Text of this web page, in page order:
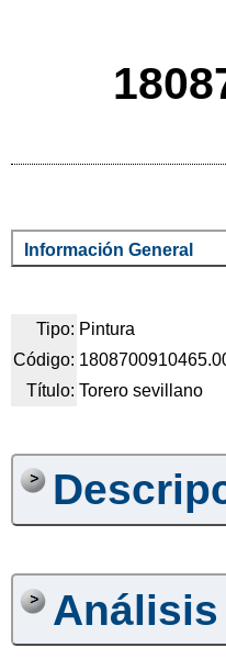
Información General
Tipo: Pintura
Código:
Título: Torero sevillano